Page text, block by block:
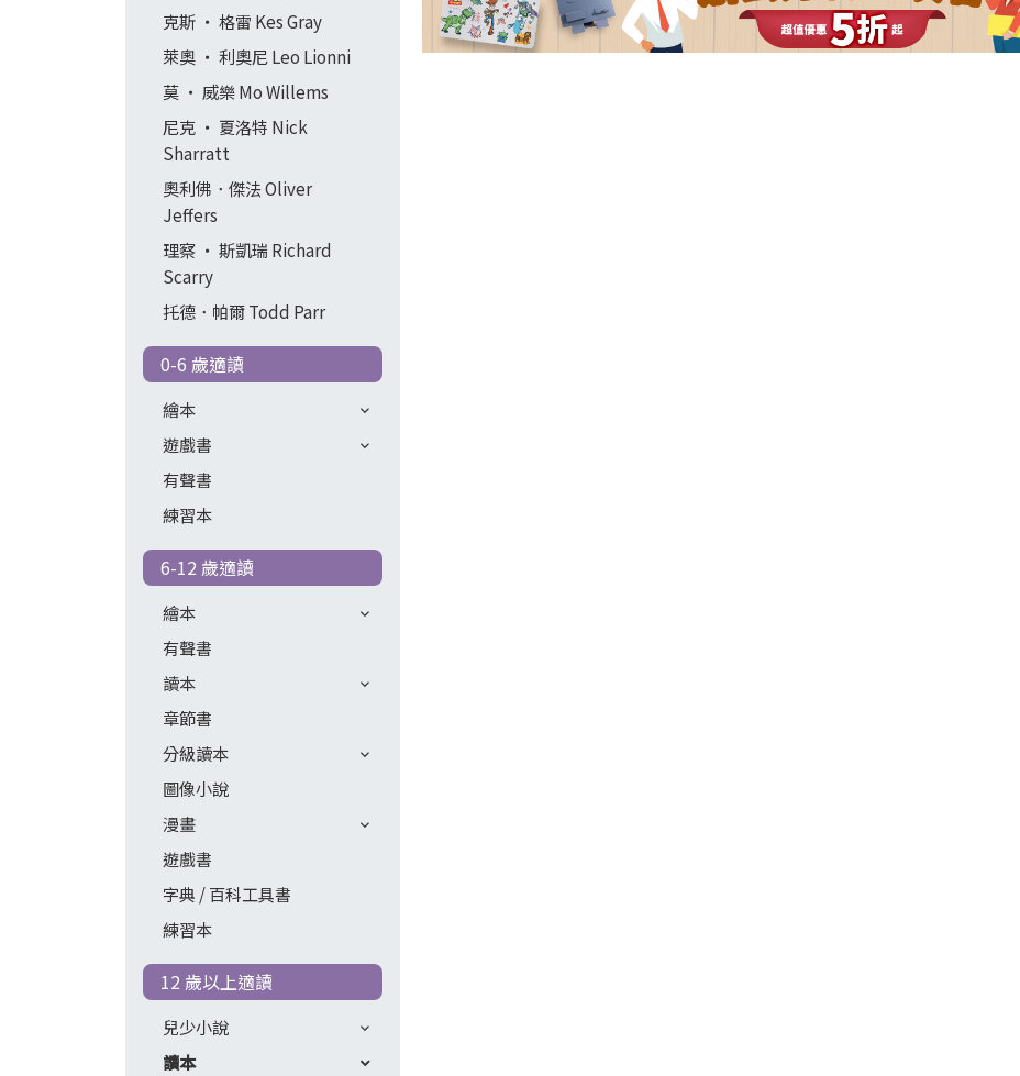
克斯 ‧ 格雷 Kes Gray
萊奧 ‧ 利奧尼 Leo Lionni
莫 ‧ 威樂 Mo Willems
尼克 ‧ 夏洛特 Nick
Sharratt
奧利佛．傑法 Oliver
Jeffers
理察 ‧ 斯凱瑞 Richard
Scarry
托德．帕爾 Todd Parr
0-6 歲適讀
繪本
遊戲書
有聲書
練習本
6-12 歲適讀
繪本
有聲書
讀本
章節書
分級讀本
圖像小說
漫畫
遊戲書
字典 / 百科工具書
練習本
12 歲以上適讀
兒少小說
讀本